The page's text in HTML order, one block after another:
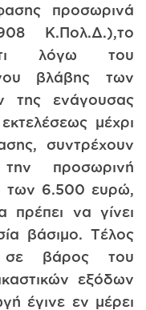
προσωρινά
Κ.Πολ.Δ.),το
λόγω του
βλάβης των
της ενάγουσας
μέχρι
συντρέχουν
προσωρινή
των 6.500 ευρώ,
πρέπει να γίνει
βάσιμο. Τέλος
σε βάρος του
εξόδων
έγινε εν μέρει